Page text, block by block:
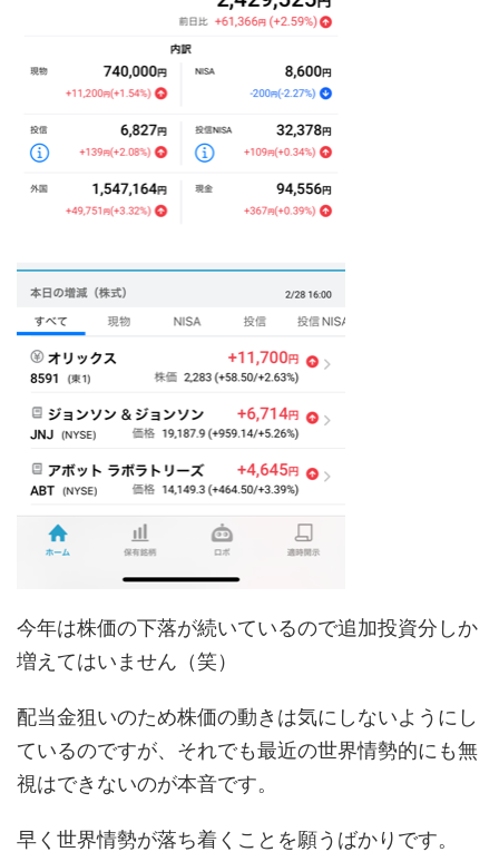
今年は株価の下落が続いているので追加投資分しか
増えてはいません（笑）
配当金狙いのため株価の動きは気にしないようにし
ているのですが、それでも最近の世界情勢的にも無
視はできないのが本音です。
早く世界情勢が落ち着くことを願うばかりです。